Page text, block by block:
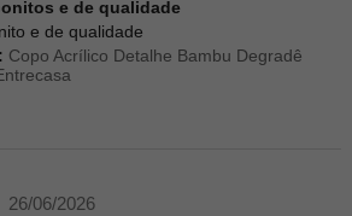
e de qualidade
e de qualidade
Copo Acrílico Detalhe Bambu Degradê
26/06/2026